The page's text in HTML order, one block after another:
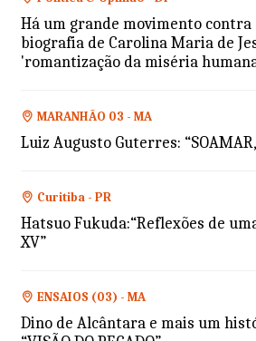
Há um grande movimento
biografia de Carolina Maria de
'romantização da miséria
MARANHÃO 03 - MA
Luiz Augusto Guterres:
Curitiba - PR
Hatsuo Fukuda:“Reflexões de
XV”
ENSAIOS (03) - MA
Dino de Alcântara e mais um